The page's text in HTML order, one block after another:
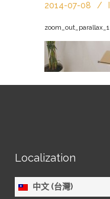
2014-07-08
zoom_out_parallax_1
Localization
中文 (台灣)